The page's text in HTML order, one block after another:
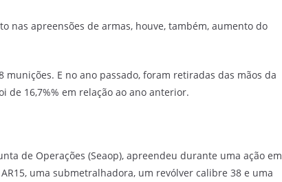
nas apreensões de armas, houve, também, aumento do
E no ano passado, foram retiradas das mãos da
de 16,7%% em relação ao ano anterior.
de Operações (Seaop), apreendeu durante uma ação em
uma submetralhadora, um revólver calibre 38 e uma